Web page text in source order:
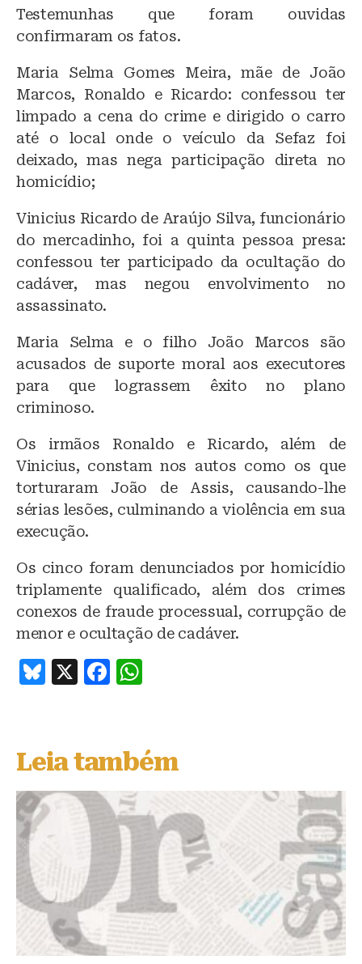
Testemunhas que foram ouvidas
confirmaram os fatos.
Maria Selma Gomes Meira, mãe de João
Marcos, Ronaldo e Ricardo: confessou ter
limpado a cena do crime e dirigido o carro
até o local onde o veículo da Sefaz foi
deixado, mas nega participação direta no
homicídio;
Vinicius Ricardo de Araújo Silva, funcionário
do mercadinho, foi a quinta pessoa presa:
confessou ter participado da ocultação do
cadáver, mas negou envolvimento no
assassinato.
Maria Selma e o filho João Marcos são
acusados de suporte moral aos executores
para que lograssem êxito no plano
criminoso.
Os irmãos Ronaldo e Ricardo, além de
Vinicius, constam nos autos como os que
torturaram João de Assis, causando-lhe
sérias lesões, culminando a violência em sua
execução.
Os cinco foram denunciados por homicídio
triplamente qualificado, além dos crimes
conexos de fraude processual, corrupção de
menor e ocultação de cadáver.
B
s
k
y
X
F
e
b
o
o
k
s
A
p
p
Leia também